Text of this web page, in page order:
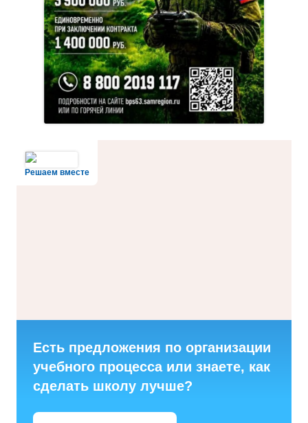
Решаем вместе
Есть предложения по организации
учебного процесса или знаете, как
сделать школу лучше?